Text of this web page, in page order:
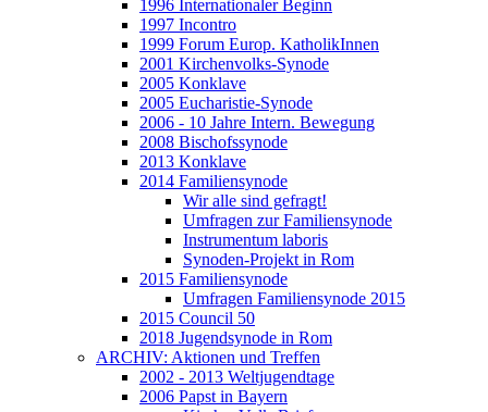
1996 Internationaler Beginn
1997 Incontro
1999 Forum Europ. KatholikInnen
2001 Kirchenvolks-Synode
2005 Konklave
2005 Eucharistie-Synode
2006 - 10 Jahre Intern. Bewegung
2008 Bischofssynode
2013 Konklave
2014 Familiensynode
Wir alle sind gefragt!
Umfragen zur Familiensynode
Instrumentum laboris
Synoden-Projekt in Rom
2015 Familiensynode
Umfragen Familiensynode 2015
2015 Council 50
2018 Jugendsynode in Rom
ARCHIV: Aktionen und Treffen
2002 - 2013 Weltjugendtage
2006 Papst in Bayern